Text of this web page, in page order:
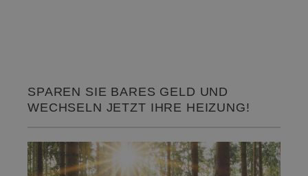
SPAREN SIE BARES GELD UND
WECHSELN JETZT IHRE HEIZUNG!